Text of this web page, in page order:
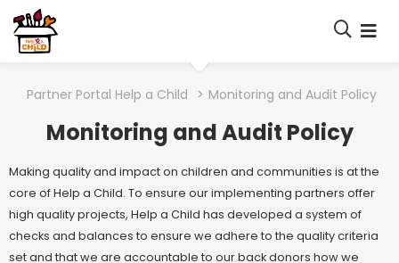
Partner Portal Help a Child > Monitoring and Audit Policy
Monitoring and Audit Policy
Making quality and impact on children and communities is at the
core of Help a Child. To ensure our implementing partners offer
high quality projects, Help a Child has developed a system of
checks and balances to ensure we adhere to the quality criteria
set and that we are accountable to our back donors how we